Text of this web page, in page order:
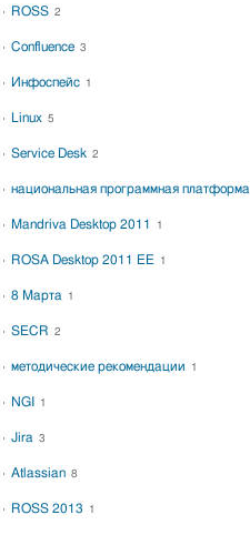
ROSS 2
Confluence 3
Инфоспейс 1
Linux 5
Service Desk 2
национальная программная платформа
Mandriva Desktop 2011 1
ROSA Desktop 2011 EE 1
8 Марта 1
SECR 2
методические рекомендации 1
NGI 1
Jira 3
Atlassian 8
ROSS 2013 1